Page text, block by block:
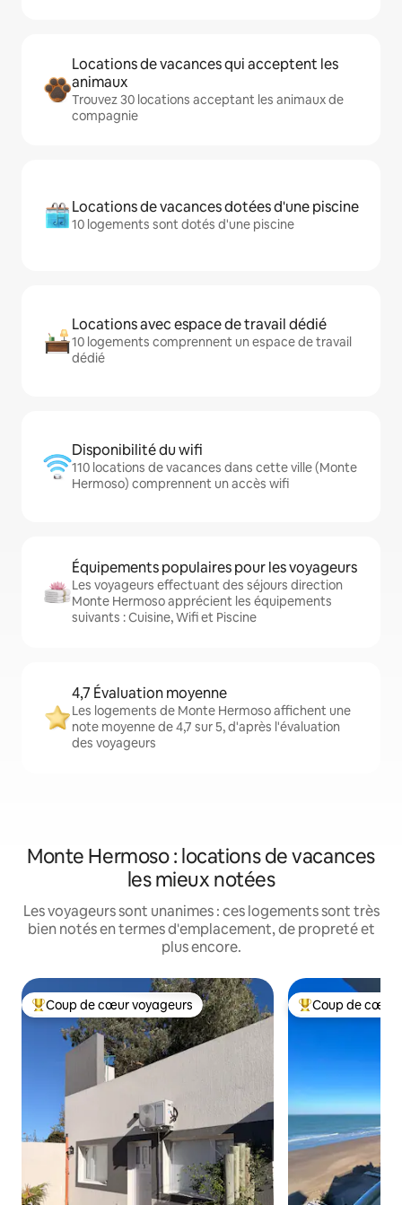
Locations de vacances qui acceptent les
animaux
Trouvez 30 locations acceptant les animaux de
compagnie
Locations de vacances dotées d'une piscine
10 logements sont dotés d'une piscine
Locations avec espace de travail dédié
10 logements comprennent un espace de travail
dédié
Disponibilité du wifi
110 locations de vacances dans cette ville (Monte
Hermoso) comprennent un accès wifi
Équipements populaires pour les voyageurs
Les voyageurs effectuant des séjours direction
Monte Hermoso apprécient les équipements
suivants : Cuisine, Wifi et Piscine
4,7 Évaluation moyenne
Les logements de Monte Hermoso affichent une
note moyenne de 4,7 sur 5, d'après l'évaluation
des voyageurs
Monte Hermoso : locations de vacances
les mieux notées
Les voyageurs sont unanimes : ces logements sont très
bien notés en termes d'emplacement, de propreté et
plus encore.
Coups de cœur voyageurs les plus appréciés
Coup de cœur voyageurs Coups de cœur
Coup de cœur